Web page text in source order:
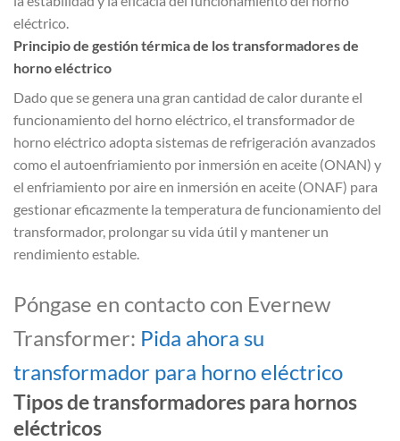
eléctrico.
Principio de gestión térmica de los transformadores de
horno eléctrico
Dado que se genera una gran cantidad de calor durante el
funcionamiento del horno eléctrico, el transformador de
horno eléctrico adopta sistemas de refrigeración avanzados
como el autoenfriamiento por inmersión en aceite (ONAN) y
el enfriamiento por aire en inmersión en aceite (ONAF) para
gestionar eficazmente la temperatura de funcionamiento del
transformador, prolongar su vida útil y mantener un
rendimiento estable.
Póngase en contacto con Evernew
Transformer: Pida ahora su
transformador para horno eléctrico
Tipos de transformadores para hornos
eléctricos